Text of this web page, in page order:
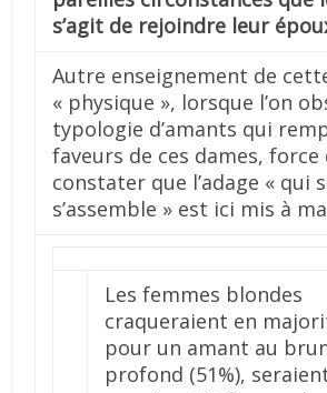
s’agit de rejoindre leur
Autre enseignement de
« physique », lorsque l’on
typologie d’amants qui
faveurs de ces dames, force
constater que l’adage « qui
s’assemble » est ici mis à
Les femmes blondes
craqueraient en
pour un amant au
profond (51%),